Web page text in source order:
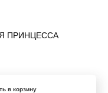
ПРИНЦЕССА
в корзину